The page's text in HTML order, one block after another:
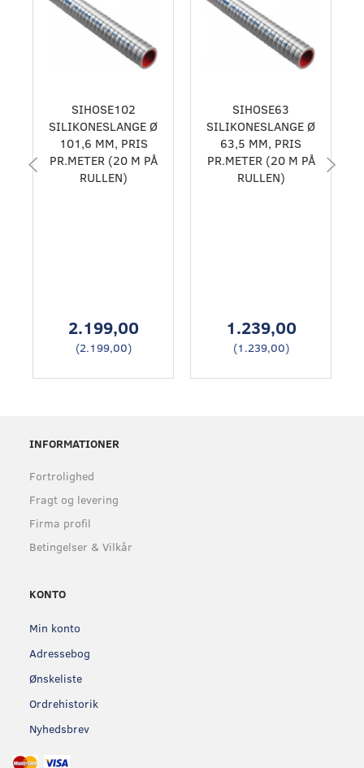
SIHOSE102
SILIKONESLANGE Ø
101,6 MM, PRIS
PR.METER (20 M PÅ
RULLEN)
2.199,00
(2.199,00)
SIHOSE63
SILIKONESLANGE Ø
63,5 MM, PRIS
PR.METER (20 M PÅ
RULLEN)
1.239,00
(1.239,00)
INFORMATIONER
Fortrolighed
Fragt og levering
Firma profil
Betingelser & Vilkår
KONTO
Min konto
Adressebog
Ønskeliste
Ordrehistorik
Nyhedsbrev